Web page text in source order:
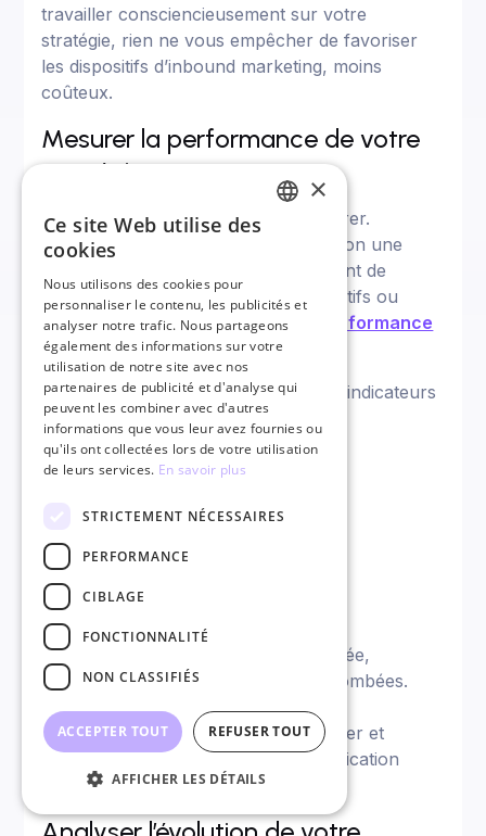
travailler consciencieusement sur votre
stratégie, rien ne vous empêcher de favoriser
les dispositifs d’inbound marketing, moins
coûteux.
Mesurer la performance de votre
stratégie
Toute stratégie doit pouvoir se mesurer.
Heureusement, vous avez à disposition une
multitude de solutions vous permettant de
mesurer l’impact de vos actions, positifs ou
négatifs. C’est là que lesKpi (Key Performance
Indicators) entrent en jeu !
On y retrouve généralement comme indicateurs
de performance clés :
Le trafic généré,
Le taux de clic,
La durée de visite,
Le coût par lead,
Voire l’évolution de vos ventes,
etc…
Surtout, une fois votre stratégie lancée,
n’attendez pas pour analyser les retombées.
Elles vous donneront accès à un tas
d’informations essentielles pour ajuster et
améliorer votre stratégie de communication
digitale.
×
Ce site Web utilise des
cookies
Nous utilisons des cookies pour
personnaliser le contenu, les publicités et
analyser notre trafic. Nous partageons
également des informations sur votre
utilisation de notre site avec nos
partenaires de publicité et d'analyse qui
peuvent les combiner avec d'autres
informations que vous leur avez fournies ou
qu'ils ont collectées lors de votre utilisation
de leurs services. En savoir plus
STRICTEMENT NÉCESSAIRES
PERFORMANCE
CIBLAGE
FONCTIONNALITÉ
NON CLASSIFIÉS
ACCEPTER TOUT REFUSER TOUT
AFFICHER LES DÉTAILS